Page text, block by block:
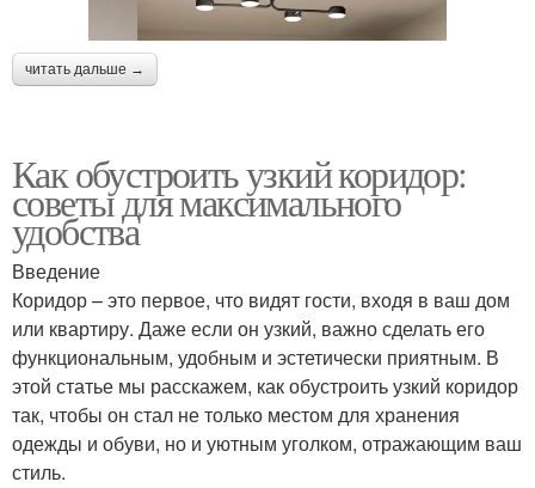
читать дальше →
Как обустроить узкий коридор:
советы для максимального
удобства
Введение
Коридор – это первое, что видят гости, входя в ваш дом
или квартиру. Даже если он узкий, важно сделать его
функциональным, удобным и эстетически приятным. В
этой статье мы расскажем, как обустроить узкий коридор
так, чтобы он стал не только местом для хранения
одежды и обуви, но и уютным уголком, отражающим ваш
стиль.